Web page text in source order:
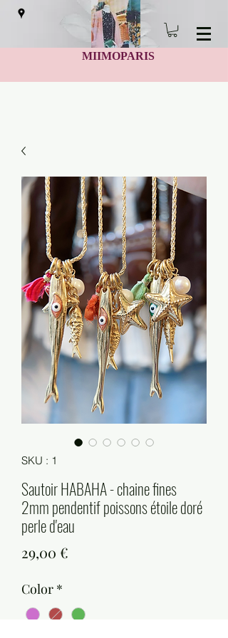
MIIMOPARIS
SKU : 1
Sautoir HABAHA - chaine fines
2mm pendentif poissons étoile doré
perle d'eau
29,00 €
Color *